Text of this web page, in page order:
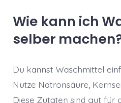
Wie kann ich
selber
Du kannst Waschmittel
Nutze Natronsäure,
Diese Zutaten sind gut für